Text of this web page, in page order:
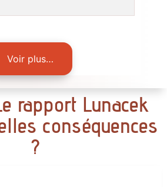
Voir plus…
rapport Lunacek
conséquences
?